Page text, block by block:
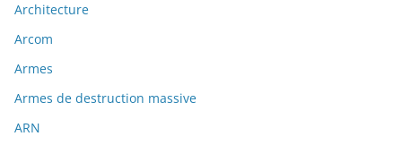
Architecture
Arcom
Armes
Armes de destruction massive
ARN